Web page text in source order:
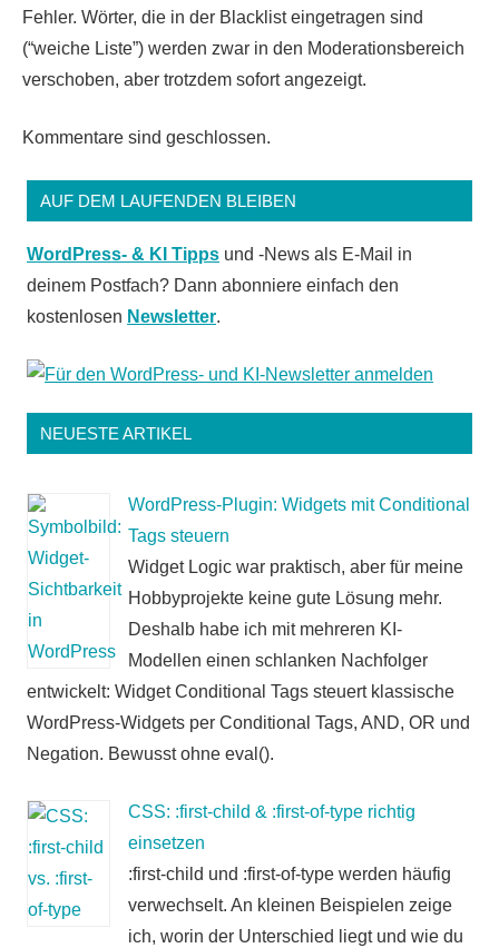
Fehler. Wörter, die in der Blacklist eingetragen sind
(“weiche Liste”) werden zwar in den Moderationsbereich
verschoben, aber trotzdem sofort angezeigt.
Kommentare sind geschlossen.
AUF DEM LAUFENDEN BLEIBEN
WordPress- & KI Tipps und -News als E-Mail in
deinem Postfach? Dann abonniere einfach den
kostenlosen Newsletter.
NEUESTE ARTIKEL
WordPress-Plugin: Widgets mit Conditional
Tags steuern
Widget Logic war praktisch, aber für meine
Hobbyprojekte keine gute Lösung mehr.
Deshalb habe ich mit mehreren KI-
Modellen einen schlanken Nachfolger
entwickelt: Widget Conditional Tags steuert klassische
WordPress-Widgets per Conditional Tags, AND, OR und
Negation. Bewusst ohne eval().
CSS: :first-child & :first-of-type richtig
einsetzen
:first-child und :first-of-type werden häufig
verwechselt. An kleinen Beispielen zeige
ich, worin der Unterschied liegt und wie du